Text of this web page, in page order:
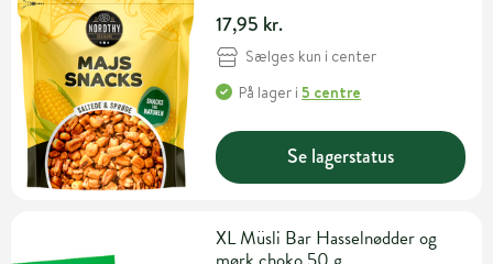
17,95 kr.
Sælges kun i center
På lager i5 centre
Se lagerstatus
XL Müsli Bar Hasselnødder og